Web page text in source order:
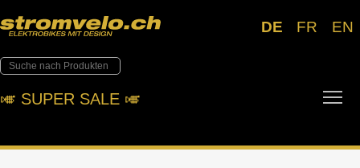
DE FR EN
🎺︎ SUPER SALE 🎺︎